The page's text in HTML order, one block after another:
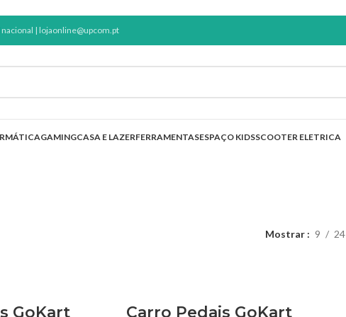
| lojaonline@upcom.pt
GAMINGCASA E LAZERFERRAMENTASESPAÇO KIDSSCOOTER ELETRICA
Mostrar 9 24
GoKart
Carro Pedais GoKart